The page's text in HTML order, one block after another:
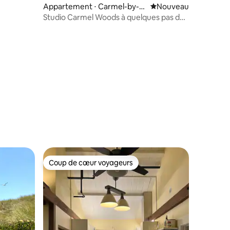
Appartement ⋅ Carmel-by-t
he-Sea
Nouvel hébergement
Nouveau
Studio Carmel Woods à quelques pas du
appréciés Coup de cœur voyageurs
Coup de cœur voyageurs